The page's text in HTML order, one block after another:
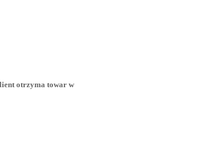
otrzyma towar w